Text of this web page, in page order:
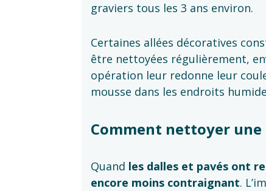
graviers tous les 3 ans environ.
Certaines allées décoratives
être nettoyées régulièrement,
opération leur redonne leur
mousse dans les endroits
Comment nettoyer une
Quand les dalles et pavés ont
encore moins contraignant.